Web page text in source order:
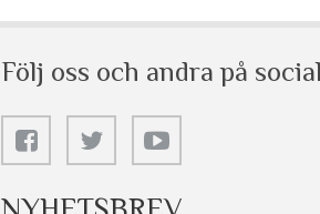
Följ oss och andra på